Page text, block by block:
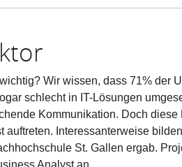
Wir wissen, dass 71% der
schlecht in IT-Lösungen
Kommunikation. Doch
Interessanterweise
St. Gallen ergab.
Analyst an.